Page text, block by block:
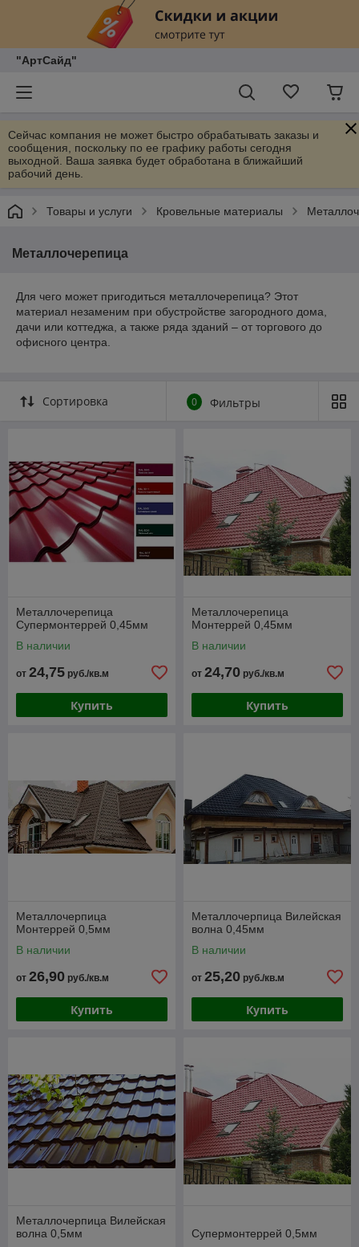
"АртСайд"
Сейчас компания не может быстро обрабатывать заказы и
сообщения, поскольку по ее графику работы сегодня
выходной. Ваша заявка будет обработана в ближайший
рабочий день.
Товары и услуги Кровельные материалы
Металлочерепица
Для чего может пригодиться металлочерепица? Этот
материал незаменим при обустройстве загородного дома,
дачи или коттеджа, а также ряда зданий – от торгового до
офисного центра.
Сортировка 0 Фильтры
Металлочерепица
Супермонтеррей 0,45мм
В наличии
от 24,75 руб./кв.м
Купить
Металлочерепица
Монтеррей 0,45мм
В наличии
от 24,70 руб./кв.м
Купить
Металлочерпица
Монтеррей 0,5мм
В наличии
от 26,90 руб./кв.м
Купить
Металлочерпица Вилейская
волна 0,45мм
В наличии
от 25,20 руб./кв.м
Купить
Металлочерпица Вилейская
волна 0,5мм
Супермонтеррей 0,5мм